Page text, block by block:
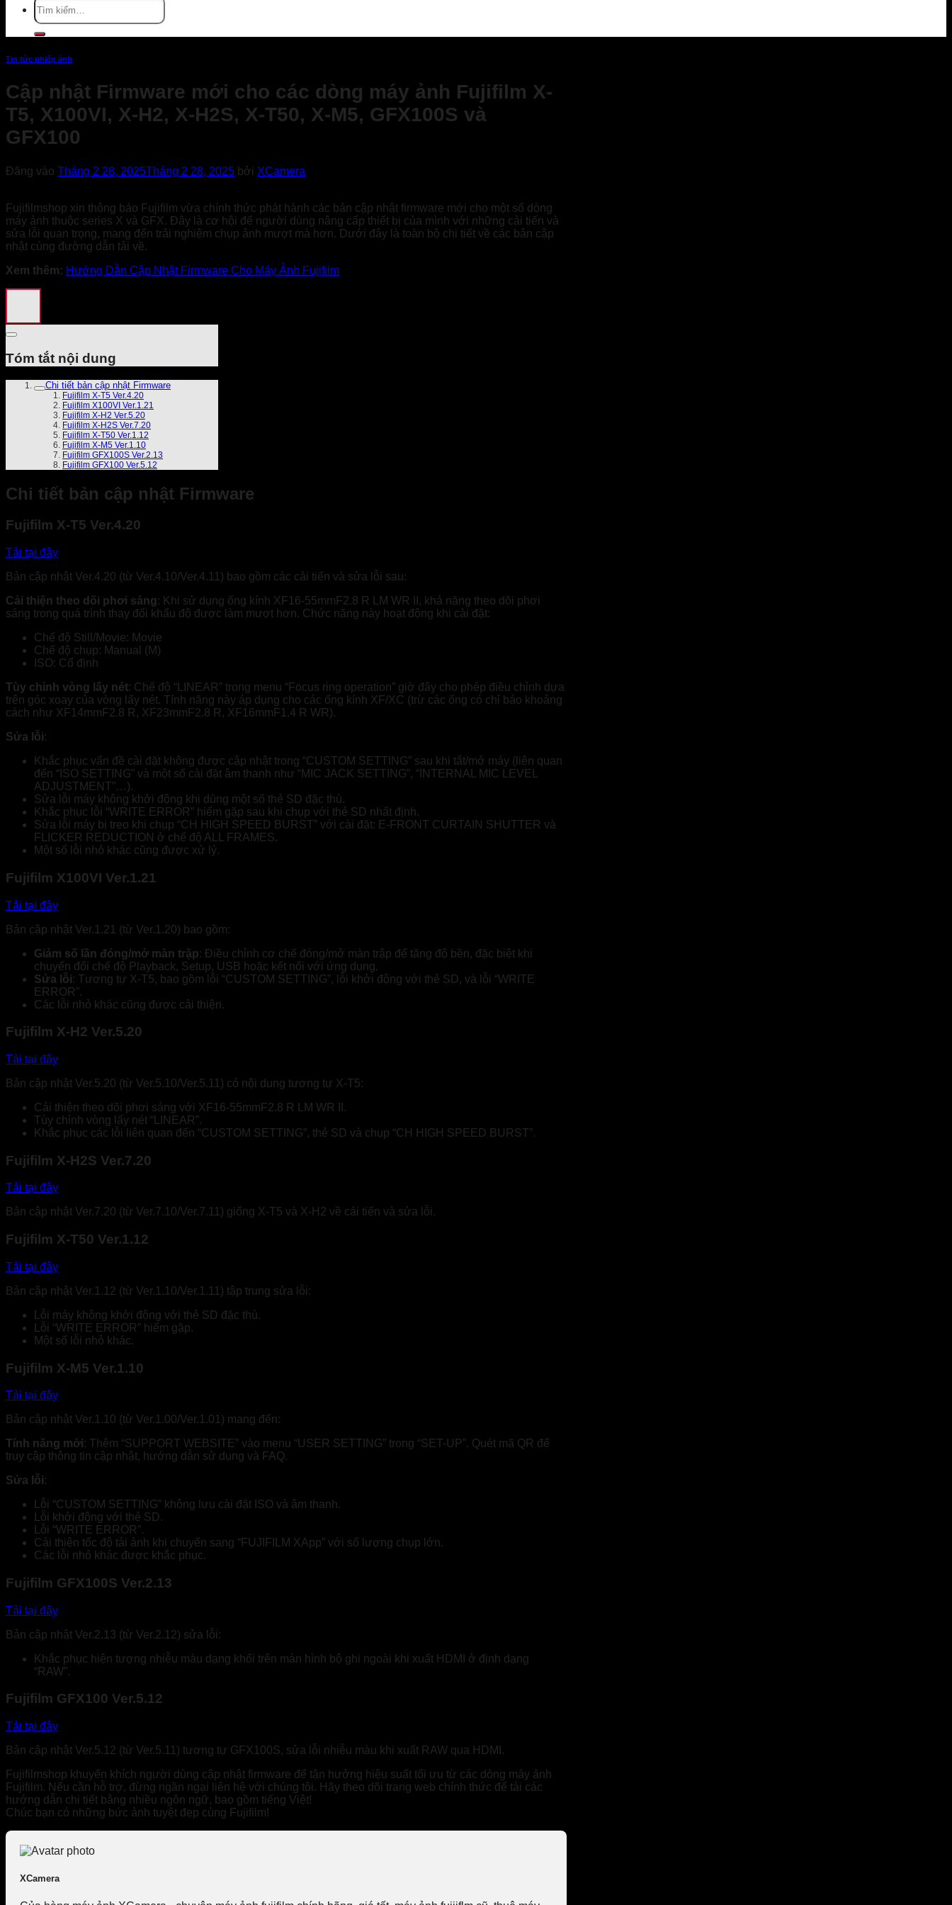
kiếm:
Tin tức nhiếp ảnh
Cập nhật Firmware mới cho các dòng máy ảnh Fujifilm X-
T5, X100VI, X-H2, X-H2S, X-T50, X-M5, GFX100S và
GFX100
Đăng vào Tháng 2 28, 2025Tháng 2 28, 2025 bởi XCamera
Fujifilmshop xin thông báo Fujifilm vừa chính thức phát hành các bản cập nhật firmware mới cho một số dòng
máy ảnh thuộc series X và GFX. Đây là cơ hội để người dùng nâng cấp thiết bị của mình với những cải tiến và
sửa lỗi quan trọng, mang đến trải nghiệm chụp ảnh mượt mà hơn. Dưới đây là toàn bộ chi tiết về các bản cập
nhật cùng đường dẫn tải về.
Xem thêm: Hướng Dẫn Cập Nhật Firmware Cho Máy Ảnh Fujifilm
Tóm tắt nội dung
Chi tiết bản cập nhật Firmware
Fujifilm X-T5 Ver.4.20
Fujifilm X100VI Ver.1.21
Fujifilm X-H2 Ver.5.20
Fujifilm X-H2S Ver.7.20
Fujifilm X-T50 Ver.1.12
Fujifilm X-M5 Ver.1.10
Fujifilm GFX100S Ver.2.13
Fujifilm GFX100 Ver.5.12
Chi tiết bản cập nhật Firmware
Fujifilm X-T5 Ver.4.20
Tải tại đây
Bản cập nhật Ver.4.20 (từ Ver.4.10/Ver.4.11) bao gồm các cải tiến và sửa lỗi sau:
Cải thiện theo dõi phơi sáng : Khi sử dụng ống kính XF16-55mmF2.8 R LM WR II, khả năng theo dõi phơi
sáng trong quá trình thay đổi khẩu độ được làm mượt hơn. Chức năng này hoạt động khi cài đặt:
Chế độ Still/Movie: Movie
Chế độ chụp: Manual (M)
ISO: Cố định
Tùy chỉnh vòng lấy nét: Chế độ “LINEAR” trong menu “Focus ring operation” giờ đây cho phép điều chỉnh dựa
trên góc xoay của vòng lấy nét. Tính năng này áp dụng cho các ống kính XF/XC (trừ các ống có chỉ báo khoảng
cách như XF14mmF2.8 R, XF23mmF2.8 R, XF16mmF1.4 R WR).
Sửa lỗi:
Khắc phục vấn đề cài đặt không được cập nhật trong “CUSTOM SETTING” sau khi tắt/mở máy (liên quan
đến “ISO SETTING” và một số cài đặt âm thanh như “MIC JACK SETTING”, “INTERNAL MIC LEVEL
ADJUSTMENT”…).
Sửa lỗi máy không khởi động khi dùng một số thẻ SD đặc thù.
Khắc phục lỗi “WRITE ERROR” hiếm gặp sau khi chụp với thẻ SD nhất định.
Sửa lỗi máy bị treo khi chụp “CH HIGH SPEED BURST” với cài đặt: E-FRONT CURTAIN SHUTTER và
FLICKER REDUCTION ở chế độ ALL FRAMES.
Một số lỗi nhỏ khác cũng được xử lý.
Fujifilm X100VI Ver.1.21
Tải tại đây
Bản cập nhật Ver.1.21 (từ Ver.1.20) bao gồm:
Giảm số lần đóng/mở màn trập: Điều chỉnh cơ chế đóng/mở màn trập để tăng độ bền, đặc biệt khi
chuyển đổi chế độ Playback, Setup, USB hoặc kết nối với ứng dụng.
Sửa lỗi: Tương tự X-T5, bao gồm lỗi “CUSTOM SETTING”, lỗi khởi động với thẻ SD, và lỗi “WRITE
ERROR”.
Các lỗi nhỏ khác cũng được cải thiện.
Fujifilm X-H2 Ver.5.20
Tải tại đây
Bản cập nhật Ver.5.20 (từ Ver.5.10/Ver.5.11) có nội dung tương tự X-T5:
Cải thiện theo dõi phơi sáng với XF16-55mmF2.8 R LM WR II.
Tùy chỉnh vòng lấy nét “LINEAR”.
Khắc phục các lỗi liên quan đến “CUSTOM SETTING”, thẻ SD và chụp “CH HIGH SPEED BURST”.
Fujifilm X-H2S Ver.7.20
Tải tại đây
Bản cập nhật Ver.7.20 (từ Ver.7.10/Ver.7.11) giống X-T5 và X-H2 về cải tiến và sửa lỗi.
Fujifilm X-T50 Ver.1.12
Tải tại đây
Bản cập nhật Ver.1.12 (từ Ver.1.10/Ver.1.11) tập trung sửa lỗi:
Lỗi máy không khởi động với thẻ SD đặc thù.
Lỗi “WRITE ERROR” hiếm gặp.
Một số lỗi nhỏ khác.
Fujifilm X-M5 Ver.1.10
Tải tại đây
Bản cập nhật Ver.1.10 (từ Ver.1.00/Ver.1.01) mang đến:
Tính năng mới: Thêm “SUPPORT WEBSITE” vào menu “USER SETTING” trong “SET-UP”. Quét mã QR để
truy cập thông tin cập nhật, hướng dẫn sử dụng và FAQ.
Sửa lỗi:
Lỗi “CUSTOM SETTING” không lưu cài đặt ISO và âm thanh.
Lỗi khởi động với thẻ SD.
Lỗi “WRITE ERROR”.
Cải thiện tốc độ tải ảnh khi chuyển sang “FUJIFILM XApp” với số lượng chụp lớn.
Các lỗi nhỏ khác được khắc phục.
Fujifilm GFX100S Ver.2.13
Tải tại đây
Bản cập nhật Ver.2.13 (từ Ver.2.12) sửa lỗi:
Khắc phục hiện tượng nhiễu màu dạng khối trên màn hình bộ ghi ngoài khi xuất HDMI ở định dạng
“RAW”.
Fujifilm GFX100 Ver.5.12
Tải tại đây
Bản cập nhật Ver.5.12 (từ Ver.5.11) tương tự GFX100S, sửa lỗi nhiễu màu khi xuất RAW qua HDMI.
Fujifilmshop khuyến khích người dùng cập nhật firmware để tận hưởng hiệu suất tối ưu từ các dòng máy ảnh
Fujifilm. Nếu cần hỗ trợ, đừng ngần ngại liên hệ với chúng tôi. Hãy theo dõi trang web chính thức để tải các
hướng dẫn chi tiết bằng nhiều ngôn ngữ, bao gồm tiếng Việt!
Chúc bạn có những bức ảnh tuyệt đẹp cùng Fujifilm!
XCamera